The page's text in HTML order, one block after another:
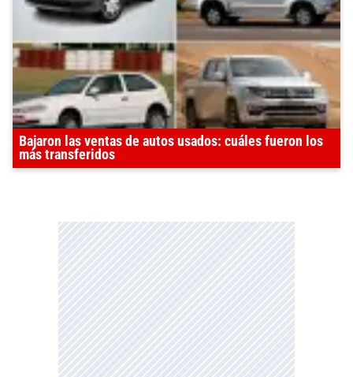
Bajaron las ventas de autos usados: cuáles fueron los
más transferidos